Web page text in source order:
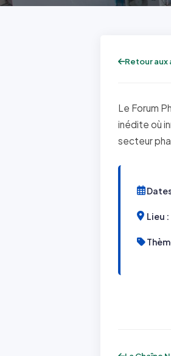
Retour aux
Le Forum
inédite où
secteur
Lieu :